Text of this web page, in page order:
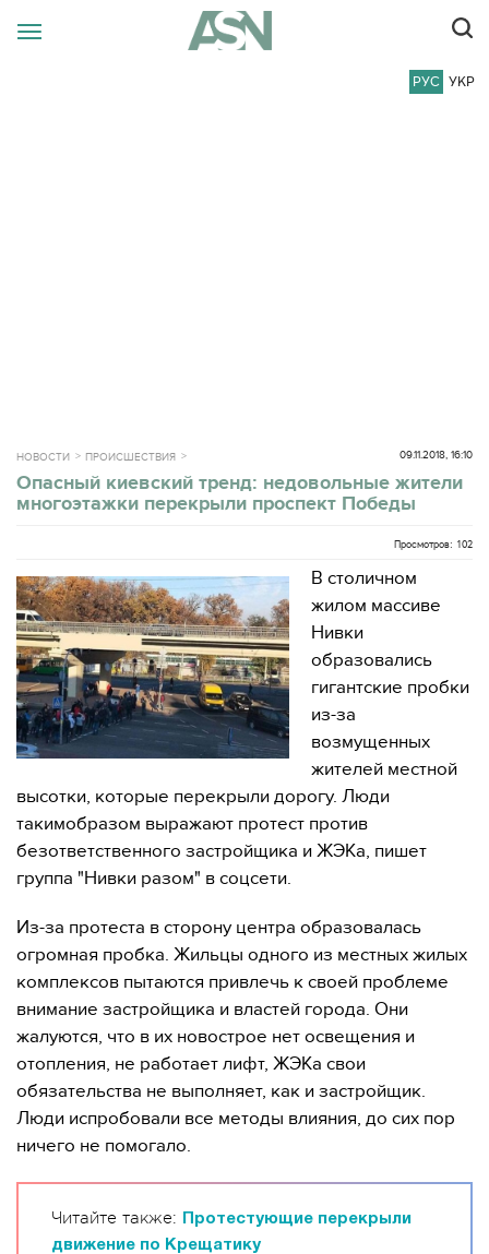
РУС УКР
НОВОСТИ ПРОИСШЕСТВИЯ 09.11.2018, 16:10
Опасный киевский тренд: недовольные жители
многоэтажки перекрыли проспект Победы
Просмотров: 102
В столичном
жилом массиве
Нивки
образовались
гигантские пробки
из-за
возмущенных
жителей местной
высотки, которые перекрыли дорогу. Люди
такимобразом выражают протест против
безответственного застройщика и ЖЭКа, пишет
группа "Нивки разом" в соцсети.
Из-за протеста в сторону центра образовалась
огромная пробка. Жильцы одного из местных жилых
комплексов пытаются привлечь к своей проблеме
внимание застройщика и властей города. Они
жалуются, что в их новострое нет освещения и
отопления, не работает лифт, ЖЭКа свои
обязательства не выполняет, как и застройщик.
Люди испробовали все методы влияния, до сих пор
ничего не помогало.
Читайте также:
Протестующие перекрыли
движение по Крещатику